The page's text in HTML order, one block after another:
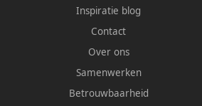
Inspiratie blog
Contact
Over ons
Samenwerken
Betrouwbaarheid